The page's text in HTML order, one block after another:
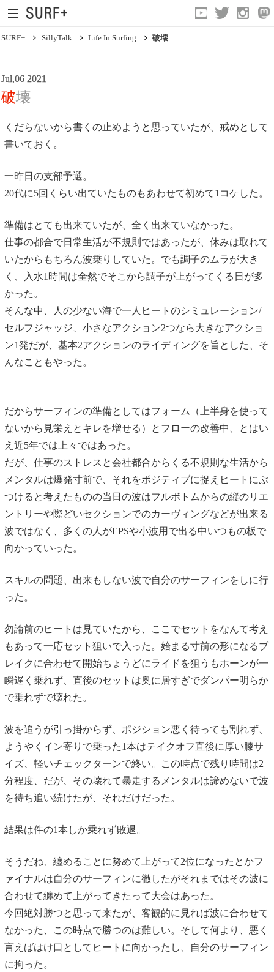
Current Affairs
Life In Surfing
Vibration
Mind
Clips
SURF+ SillyTalk Life In Surfing 破壊
Jul,06 2021
破壊
くだらないから書くの止めようと思っていたが、戒めとして
書いておく。
一昨日の支部予選。
20代に5回くらい出ていたものもあわせて初めて1コケした。
準備はとても出来ていたが、全く出来ていなかった。
仕事の都合で日常生活が不規則ではあったが、休みは取れて
いたからもちろん波乗りしていた。でも調子のムラが大き
く、入水1時間は全然でそこから調子が上がってくる日が多
かった。
そんな中、人の少ない海で一人ヒートのシミュレーション/
セルフジャッジ、小さなアクション2つなら大きなアクショ
ン1発だが、基本2アクションのライディングを旨とした、そ
んなこともやった。
だからサーフィンの準備としてはフォーム（上半身を使って
ないから見栄えとキレを増せる）とフローの改善中、とはい
え近5年では上々ではあった。
だが、仕事のストレスと会社都合からくる不規則な生活から
メンタルは爆発寸前で、それをポジティブに捉えヒートにぶ
つけると考えたものの当日の波はフルボトムからの縦のリエ
ントリーや際どいセクションでのカーヴィングなどが出来る
波ではなく、多くの人がEPSや小波用で出る中いつもの板で
向かっていった。
スキルの問題、出来もしない波で自分のサーフィンをしに行
った。
勿論前のヒートは見ていたから、ここでセットをなんて考え
もあって一応セット狙いで入った。始まる寸前の形になるブ
レイクに合わせて開始ちょうどにライドを狙うもホーンが一
瞬遅く乗れず、直後のセットは奥に居すぎでダンパー明らか
で乗れずで壊れた。
波を追うが引っ掛からず、ポジション悪く待っても割れず、
ようやくイン寄りで乗った1本はテイクオフ直後に厚い膝サ
イズ、軽いチェックターンで終い。この時点で残り時間は2
分程度、だが、その壊れて暴走するメンタルは諦めないで波
を待ち追い続けたが、それだけだった。
結果は件の1本しか乗れず敗退。
そうだね、纏めることに努めて上がって2位になったとかフ
ァイナルは自分のサーフィンに徹したがそれまではその波に
合わせて纏めて上がってきたって大会はあった。
今回絶対勝つと思って来たが、客観的に見れば波に合わせて
なかった、この時点で勝つのは難しい。そして何より、悪く
言えばはけ口としてヒートに向かったし、自分のサーフィン
に拘った。